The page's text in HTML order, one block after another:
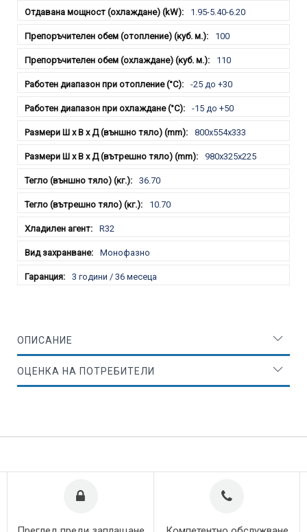
1.95-5.40-6.20
100
110
-25 до +30
-15 до +50
800x554x333
980x325x225
36.70
10.70
R32
Монофазно
3 години / 36 месеца
ОПИСАНИЕ
ОЦЕНКА НА ПОТРЕБИТЕЛИ